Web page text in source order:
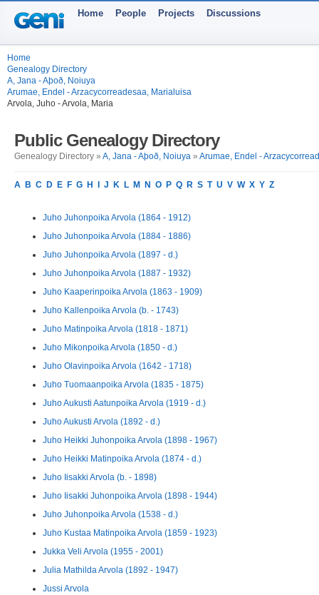
Home People Projects Discussions
Home
Genealogy Directory
A, Jana - Aþoð, Noiuya
Arumae, Endel - Arzacycorreadesaa, Marialuisa
Arvola, Juho - Arvola, Maria
Public Genealogy Directory
Genealogy Directory » A, Jana - Aþoð, Noiuya » Arumae, Endel -
A B C D E F G H J K L M N O P Q R S T U V W X Y Z
Juho Juhonpoika Arvola (1864 - 1912)
Juho Juhonpoika Arvola (1884 - 1886)
Juho Juhonpoika Arvola (1897 - d.)
Juho Juhonpoika Arvola (1887 - 1932)
Juho Kaaperinpoika Arvola (1863 - 1909)
Juho Kallenpoika Arvola (b. - 1743)
Juho Matinpoika Arvola (1818 - 1871)
Juho Mikonpoika Arvola (1850 - d.)
Juho Olavinpoika Arvola (1642 - 1718)
Juho Tuomaanpoika Arvola (1835 - 1875)
Juho Aukusti Aatunpoika Arvola (1919 - d.)
Juho Aukusti Arvola (1892 - d.)
Juho Heikki Juhonpoika Arvola (1898 - 1967)
Juho Heikki Matinpoika Arvola (1874 - d.)
Juho Iisakki Arvola (b. - 1898)
Juho Iisakki Juhonpoika Arvola (1898 - 1944)
Juho Juhonpoika Arvola (1538 - d.)
Juho Kustaa Matinpoika Arvola (1859 - 1923)
Jukka Veli Arvola (1955 - 2001)
Julia Mathilda Arvola (1892 - 1947)
Jussi Arvola